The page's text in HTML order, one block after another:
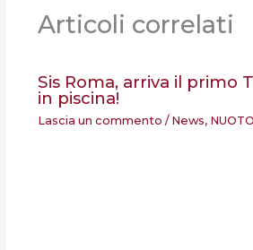
Articoli correlati
Sis Roma, arriva il primo
in piscina!
Lascia un commento / News, NUOTO